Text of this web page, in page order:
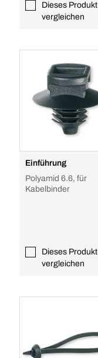
Dieses Produkt
vergleichen
Einführung
Polyamid 6.6, für
Kabelbinder
Dieses Produkt
vergleichen